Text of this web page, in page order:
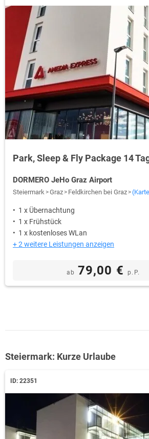
Park, Sleep & Fly Package 14
DORMERO JeHo Graz Airport
Steiermark Graz Feldkirchen bei Graz
1 x Übernachtung
1 x Frühstück
1 x kostenloses WLan
+ 2 weitere Leistungen anzeigen
ab 79,00 €p.P.
Steiermark: Kurze Urlaube
ID: 22351